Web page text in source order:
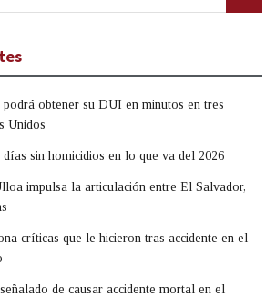
obtener su DUI en minutos en tres
Unidos
sin homicidios en lo que va del 2026
impulsa la articulación entre El Salvador,
críticas que le hicieron tras accidente en el
de causar accidente mortal en el